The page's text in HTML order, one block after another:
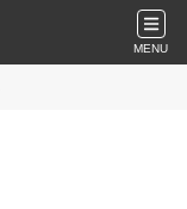
MENU